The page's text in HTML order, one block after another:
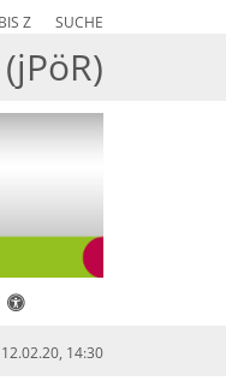
Z SUCHE
14:30